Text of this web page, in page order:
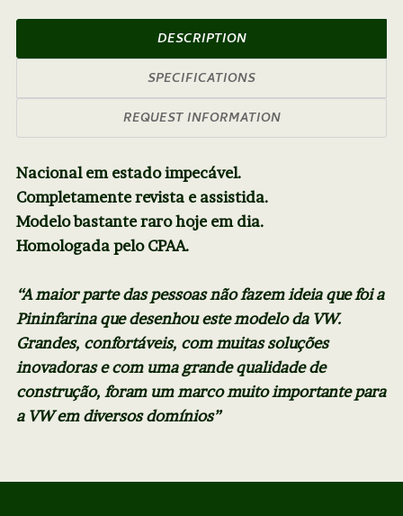
DESCRIPTION
SPECIFICATIONS
REQUEST INFORMATION
Nacional em estado impecável.
Completamente revista e assistida.
Modelo bastante raro hoje em dia.
Homologada pelo CPAA.
“A maior parte das pessoas não fazem ideia que foi a
Pininfarina que desenhou este modelo da VW.
Grandes, confortáveis, com muitas soluções
inovadoras e com uma grande qualidade de
construção, foram um marco muito importante para
a VW em diversos domínios”